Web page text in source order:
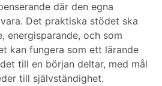
där den egna
Det praktiska stödet ska
energisparande, och som
kan fungera som ett lärande
till en början deltar, med mål
till självständighet.